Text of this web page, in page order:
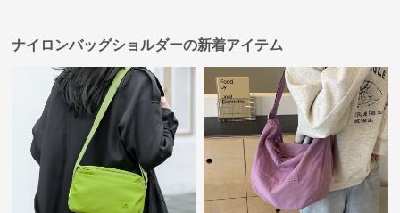
ナイロンバッグショルダーの新着アイテム